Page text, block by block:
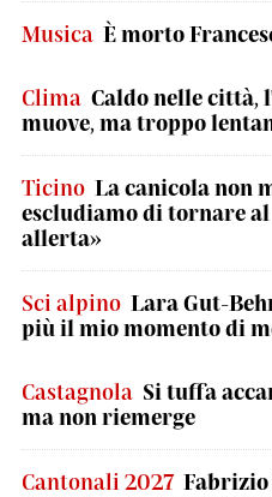
Musica È morto
Clima Caldo nelle città,
muove, ma troppo
Ticino La canicola non
escludiamo di tornare
allerta»
Sci alpino Lara Gut-
più il mio momento di
Castagnola Si tuffa
ma non riemerge
Cantonali 2027